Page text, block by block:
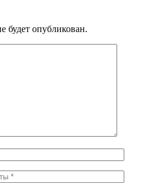
будет опубликован.